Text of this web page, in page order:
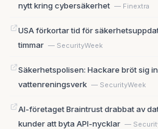
nytt kring cybersäkerhet — Finextra
USA förkortar tid för
timmar — SecurityWeek
Säkerhetspolisen: Hackare bröt sig
vattenreningsverk — SecurityWeek
AI-företaget Braintrust drabbat av
kunder att byta API-nycklar —